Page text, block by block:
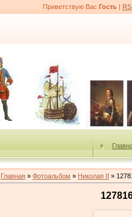
Приветствую Вас Гость |
Главная » Фотоальбом » Николая II »